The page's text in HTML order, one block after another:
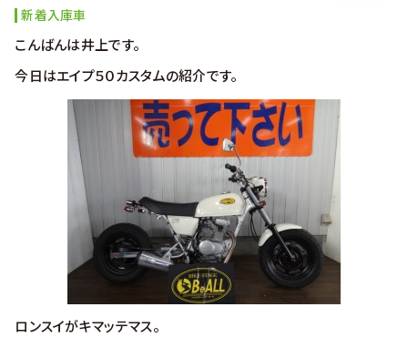
新着入庫車
こんばんは井上です。
今日はエイプ５０カスタムの紹介です。
ロンスイがキマッテマス。